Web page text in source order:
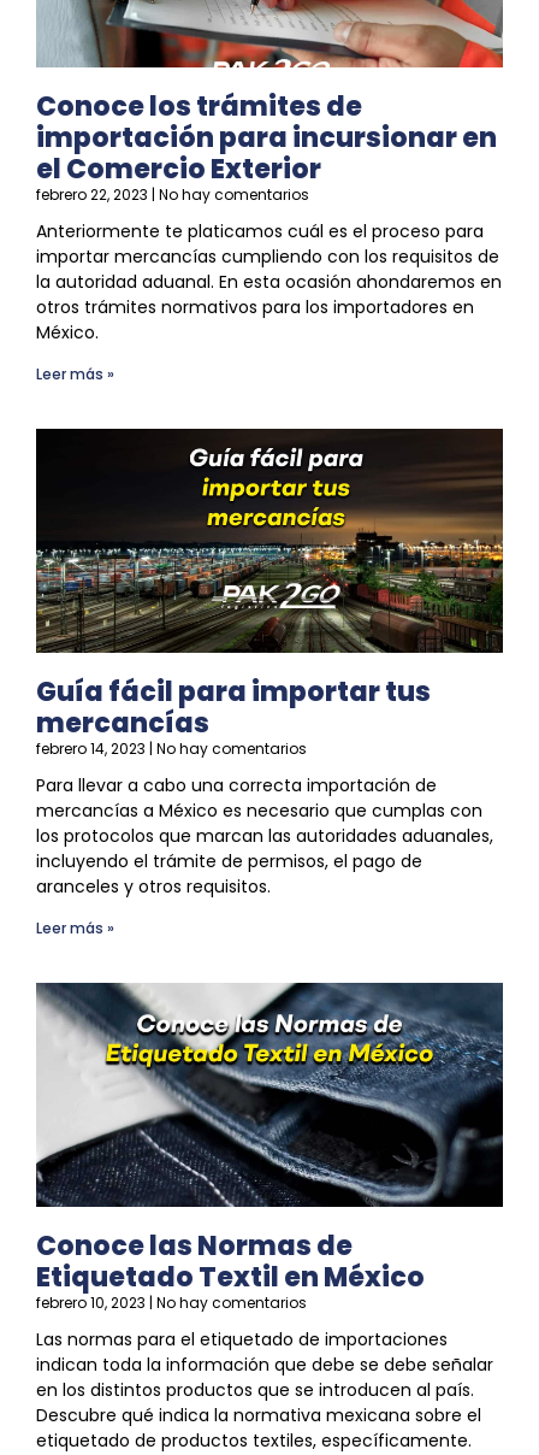
Conoce los trámites de
importación para incursionar en
el Comercio Exterior
febrero 22, 2023 No hay comentarios
Anteriormente te platicamos cuál es el proceso para
importar mercancías cumpliendo con los requisitos de
la autoridad aduanal. En esta ocasión ahondaremos en
otros trámites normativos para los importadores en
México.
Leer más »
Guía fácil para importar tus
mercancías
febrero 14, 2023 No hay comentarios
Para llevar a cabo una correcta importación de
mercancías a México es necesario que cumplas con
los protocolos que marcan las autoridades aduanales,
incluyendo el trámite de permisos, el pago de
aranceles y otros requisitos.
Leer más »
Conoce las Normas de
Etiquetado Textil en México
febrero 10, 2023 No hay comentarios
Las normas para el etiquetado de importaciones
indican toda la información que debe se debe señalar
en los distintos productos que se introducen al país.
Descubre qué indica la normativa mexicana sobre el
etiquetado de productos textiles, específicamente.